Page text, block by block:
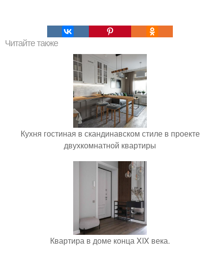
Читайте также
Кухня гостиная в скандинавском стиле в проекте
двухкомнатной квартиры
Квартира в доме конца XIX века.